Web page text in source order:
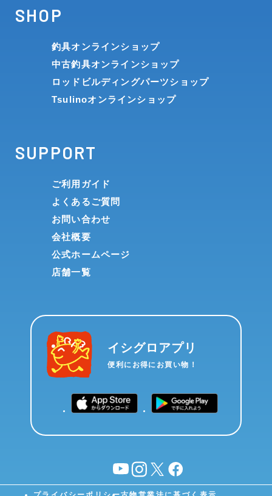
SHOP
釣具オンラインショップ
中古釣具オンラインショップ
ロッドビルディングパーツショップ
Tsulinoオンラインショップ
SUPPORT
ご利用ガイド
よくあるご質問
お問い合わせ
会社概要
公式ホームページ
店舗一覧
イシグロアプリ
便利にお得にお買い物！
YouTubeinstagram
X facebook